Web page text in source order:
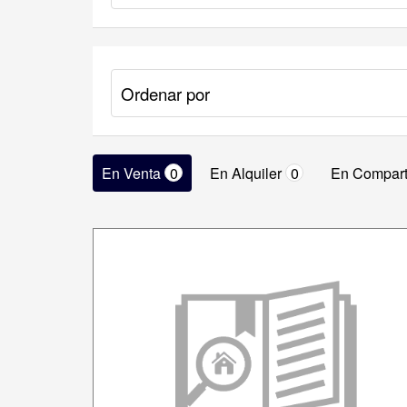
En Venta 0 En Alquiler 0 En